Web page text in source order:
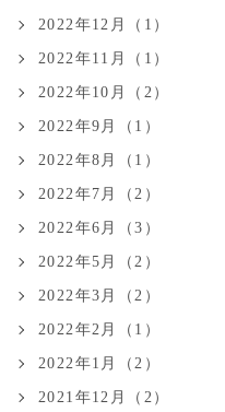
2022年12月（1）
2022年11月（1）
2022年10月（2）
2022年9月（1）
2022年8月（1）
2022年7月（2）
2022年6月（3）
2022年5月（2）
2022年3月（2）
2022年2月（1）
2022年1月（2）
2021年12月（2）